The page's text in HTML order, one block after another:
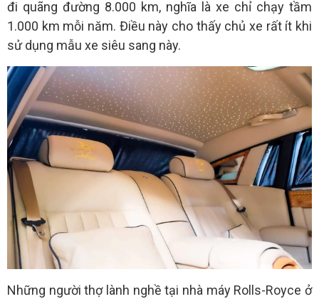
đi quãng đường 8.000 km, nghĩa là xe chỉ chạy tầm
1.000 km mỗi năm. Điều này cho thấy chủ xe rất ít khi
sử dụng mẫu xe siêu sang này.
Những người thợ lành nghề tại nhà máy Rolls-Royce ở